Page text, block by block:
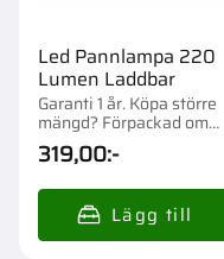
Led Pannlampa 220
Lumen Laddbar
Garanti 1 år. Köpa större
mängd? Förpackad om
1/24 st.
319,00:-